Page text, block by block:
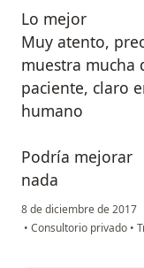
Lo mejor
Muy atento,
muestra mucha
paciente, claro
humano
Podría mejorar
nada
8 de diciembre de 2017
• Consultorio privado •